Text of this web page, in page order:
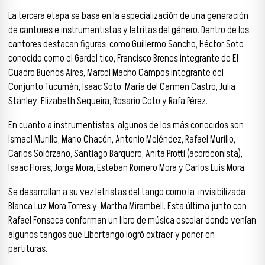
La tercera etapa se basa en la especialización de una generación
de cantores e instrumentistas y letritas del género. Dentro de los
cantores destacan figuras como Guillermo Sancho, Héctor Soto
conocido como el Gardel tico, Francisco Brenes integrante de El
Cuadro Buenos Aires, Marcel Macho Campos integrante del
Conjunto Tucumán, Isaac Soto, María del Carmen Castro, Julia
Stanley, Elizabeth Sequeira, Rosario Coto y Rafa Pérez.
En cuanto a instrumentistas, algunos de los más conocidos son
Ismael Murillo, Mario Chacón, Antonio Meléndez, Rafael Murillo,
Carlos Solórzano, Santiago Barquero, Anita Protti (acordeonista),
Isaac Flores, Jorge Mora, Esteban Romero Mora y Carlos Luis Mora.
Se desarrollan a su vez letristas del tango como la invisibilizada
Blanca Luz Mora Torres y Martha Mirambell. Esta última junto con
Rafael Fonseca conforman un libro de música escolar donde venían
algunos tangos que Libertango logró extraer y poner en
partituras.